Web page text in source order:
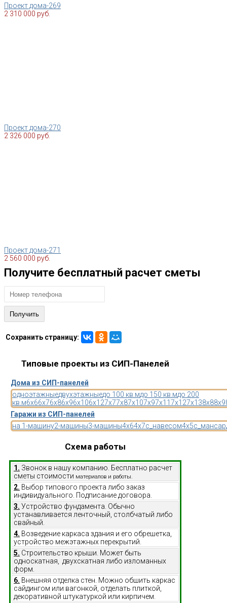
Проект дома-269
2 310 000 руб.
Проект дома-270
2 326 000 руб.
Проект дома-271
2 560 000 руб.
Получите бесплатный расчет сметы
Сохранить страницу:
Типовые проекты из СИП-Панелей
Дома из СИП-панелей
одноэтажныедвухэтажныедо 100 кв.мдо 150 кв.мдо 200
кв.м6x66x76x86x96x106x127x77x87x107x97x11 7x127x138x88x9
Гаражи из СИП-панелей
на 1-машину2-машины3-машины4x64x7с_навесом4x5
Схема работы
1. Звонок в нашу компанию. Бесплатно расчет
сметы стоимости материалов и работы.
2. Выбор типового проекта либо заказ
индивидуального. Подписание договора.
3. Устройство фундамента. Обычно
устанавливается ленточный, столбчатый либо
свайный.
4. Возведение каркаса здания и его обрешетка,
устройство межэтажных перекрытий.
5. Строительство крыши. Может быть
односкатная, двухскатная либо изломанных
форм.
6. Внешняя отделка стен. Можно обшить каркас
сайдингом или вагонкой, отделать плиткой,
декоративной штукатуркой или кирпичем.